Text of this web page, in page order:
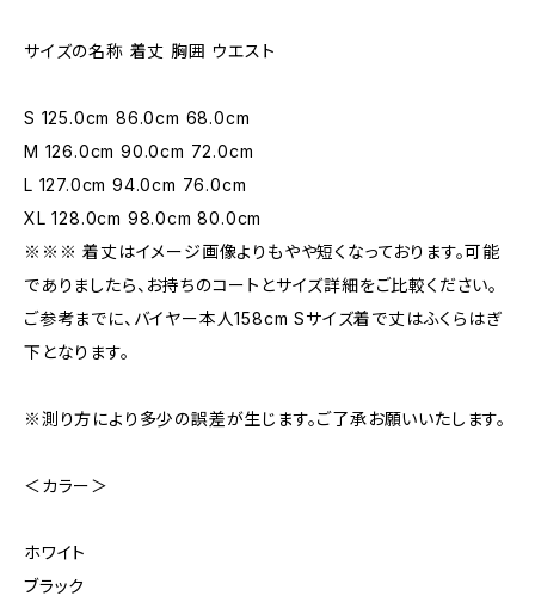
サイズの名称 着丈 胸囲 ウエスト
S 125.0cm 86.0cm 68.0cm
M 126.0cm 90.0cm 72.0cm
L 127.0cm 94.0cm 76.0cm
XL 128.0cm 98.0cm 80.0cm
※※※ 着丈はイメージ画像よりもやや短くなっております。可能
でありましたら、お持ちのコートとサイズ詳細をご比較ください。
ご参考までに、バイヤー本人158cm Sサイズ着で丈はふくらはぎ
下となります。
※測り方により多少の誤差が生じます。ご了承お願いいたします。
＜カラー＞
ホワイト
ブラック